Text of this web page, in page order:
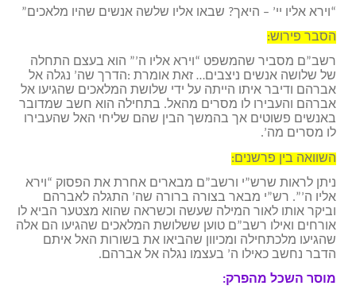
“וירא אליו יי’ – היאך? שבאו אליו שלשה אנשים שהיו מלאכים”
הסבר פירוש:
רשב”ם מסביר שהמשפט “וירא אליו ה’” הוא בעצם התחלה
של שלושה אנשים ניצבים… זאת אומרת :הדרך שה’ נגלה אל
אברהם ודיבר איתו הייתה על ידי שלושת המלאכים שהגיעו אל
אברהם והעבירו לו מסרים מהאל. בתחילה הוא חשב שמדובר
באנשים פשוטים אך בהמשך הבין שהם שליחי האל שהעבירו
לו מסרים מה’.
השוואה בין פרשנים:
ניתן לראות שרש”י ורשב”ם מבארים אחרת את הפסוק “וירא
אליו ה’”. רש”י מבאר בצורה ברורה שה’ התגלה לאברהם
וביקר אותו לאור המילה שעשה וכשראה שהוא מצטער הביא לו
אורחים ואילו רשב”ם טוען ששלושת המלאכים שהגיעו הם אלה
שהגיעו מלכתחילה ומכיוון שהביאו את בשורות האל איתם
הדבר נחשב כאילו ה’ בעצמו נגלה אל אברהם.
מוסר השכל מהפרק: